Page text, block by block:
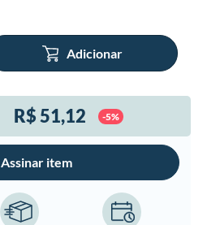
Adicionar
R$ 51,12 -5%
Assinar item